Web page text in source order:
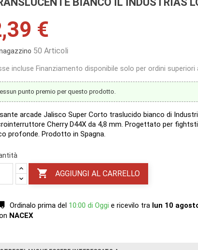
€
50 Articoli
incluse Finanziamento disponibile solo per ordini superiori
punto premio per questo prodotto.
arcade Jalisco Super Corto traslucido bianco di
Cherry D44X da 4,8 mm. Progettato per
profonde. Prodotto in Spagna.
 AGGIUNGI AL CARRELLO
Ordinalo prima del 10:00 di Oggi e ricevilo tra lun 10
NACEX